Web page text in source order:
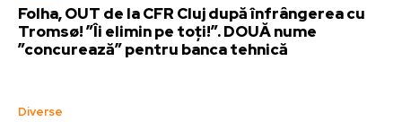
Folha, OUT de la CFR Cluj după înfrângerea cu
Tromsø! ”Îi elimin pe toți!”. DOUĂ nume
”concurează” pentru banca tehnică
Diverse